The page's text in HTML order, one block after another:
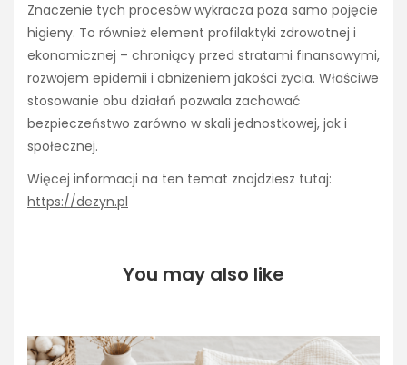
Znaczenie tych procesów wykracza poza samo pojęcie
higieny. To również element profilaktyki zdrowotnej i
ekonomicznej – chroniący przed stratami finansowymi,
rozwojem epidemii i obniżeniem jakości życia. Właściwe
stosowanie obu działań pozwala zachować
bezpieczeństwo zarówno w skali jednostkowej, jak i
społecznej.
Więcej informacji na ten temat znajdziesz tutaj:
https://dezyn.pl
You may also like